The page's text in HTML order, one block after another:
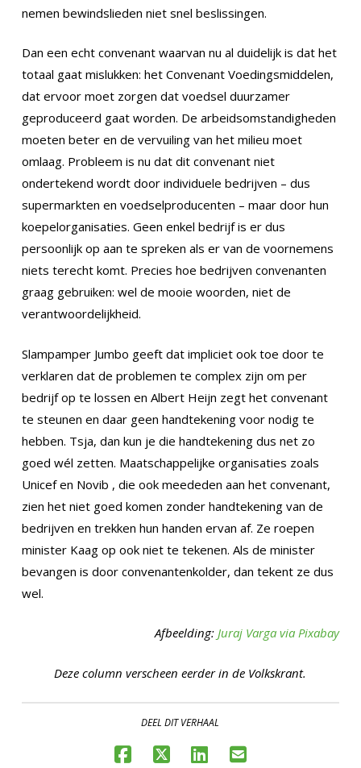
nemen bewindslieden niet snel beslissingen.
Dan een echt convenant waarvan nu al duidelijk is dat het
totaal gaat mislukken: het Convenant Voedingsmiddelen,
dat ervoor moet zorgen dat voedsel duurzamer
geproduceerd gaat worden. De arbeidsomstandigheden
moeten beter en de vervuiling van het milieu moet
omlaag. Probleem is nu dat dit convenant niet
ondertekend wordt door individuele bedrijven – dus
supermarkten en voedselproducenten – maar door hun
koepelorganisaties. Geen enkel bedrijf is er dus
persoonlijk op aan te spreken als er van de voornemens
niets terecht komt. Precies hoe bedrijven convenanten
graag gebruiken: wel de mooie woorden, niet de
verantwoordelijkheid.
Slampamper Jumbo geeft dat impliciet ook toe door te
verklaren dat de problemen te complex zijn om per
bedrijf op te lossen en Albert Heijn zegt het convenant
te steunen en daar geen handtekening voor nodig te
hebben. Tsja, dan kun je die handtekening dus net zo
goed wél zetten. Maatschappelijke organisaties zoals
Unicef en Novib , die ook meededen aan het convenant,
zien het niet goed komen zonder handtekening van de
bedrijven en trekken hun handen ervan af. Ze roepen
minister Kaag op ook niet te tekenen. Als de minister
bevangen is door convenantenkolder, dan tekent ze dus
wel.
Afbeelding:Juraj Varga via Pixabay
Deze column verscheen eerder in de Volkskrant.
DEEL DIT VERHAAL